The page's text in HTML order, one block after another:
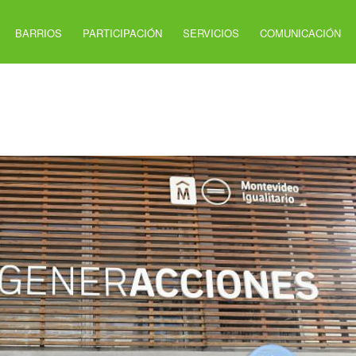
BARRIOS PARTICIPACIÓN SERVICIOS COMUNICACIÓN